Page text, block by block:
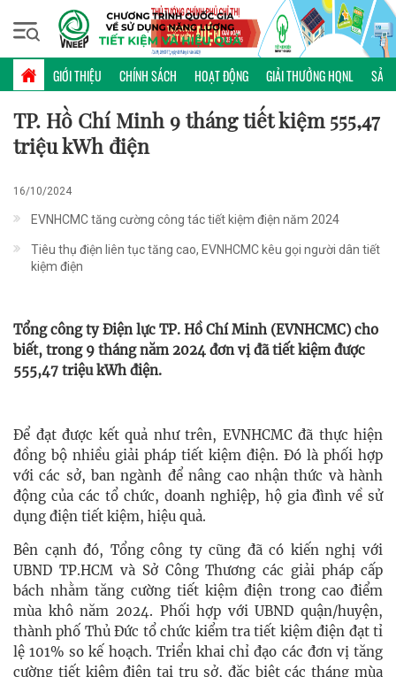
GIỚI THIỆU CHÍNH SÁCH HOẠT ĐỘNG GIẢI THƯỞNG HQNL SẢN
Chủ nhật, 09/08/2026 | 12:57 GMT+7
KINH NGHIỆM
TP. Hồ Chí Minh 9 tháng tiết kiệm 555,47
triệu kWh điện
16/10/2024
EVNHCMC tăng cường công tác tiết kiệm điện năm 2024
Tiêu thụ điện liên tục tăng cao, EVNHCMC kêu gọi người dân tiết
kiệm điện
Tổng công ty Điện lực TP. Hồ Chí Minh (EVNHCMC) cho
biết, trong 9 tháng năm 2024 đơn vị đã tiết kiệm được
555,47 triệu kWh điện.
Để đạt được kết quả như trên, EVNHCMC đã thực hiện
đồng bộ nhiều giải pháp tiết kiệm điện. Đó là phối hợp
với các sở, ban ngành để nâng cao nhận thức và hành
động của các tổ chức, doanh nghiệp, hộ gia đình về sử
dụng điện tiết kiệm, hiệu quả.
Bên cạnh đó, Tổng công ty cũng đã có kiến nghị với
UBND TP.HCM và Sở Công Thương các giải pháp cấp
bách nhằm tăng cường tiết kiệm điện trong cao điểm
mùa khô năm 2024. Phối hợp với UBND quận/huyện,
thành phố Thủ Đức tổ chức kiểm tra tiết kiệm điện đạt tỉ
lệ 101% so kế hoạch. Triển khai chỉ đạo các đơn vị tăng
cường tiết kiệm điện tại trụ sở, đặc biệt các tháng mùa